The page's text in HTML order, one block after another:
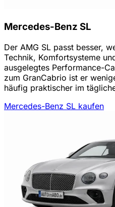
Mercedes-Benz SL
Der AMG SL passt besser,
Technik, Komfortsysteme
ausgelegtes Performance-
zum GranCabrio ist er
häufig praktischer im
Mercedes-Benz SL kaufen